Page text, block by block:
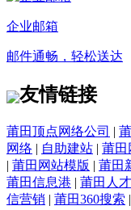
企业邮箱
邮件通畅，轻松送达
友情链接
莆田顶点网络公司 |
网络 | 自助建站 | 莆田
| 莆田网站模版 | 莆田
莆田信息港 | 莆田人
信营销 | 莆田360搜索 |